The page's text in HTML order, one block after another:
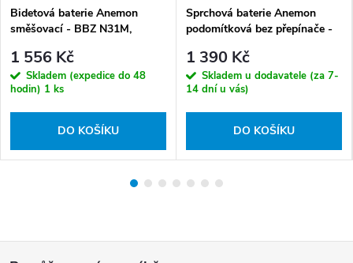
Bidetová baterie Anemon
směšovací - BBZ N31M,
1 556 Kč
Skladem (expedice do 48
hodin) 1 ks
DO KOŠÍKU
Sprchová baterie Anemon
podomítková bez přepínače -
1 390 Kč
Skladem u dodavatele (za 7-
14 dní u vás)
DO KOŠÍKU